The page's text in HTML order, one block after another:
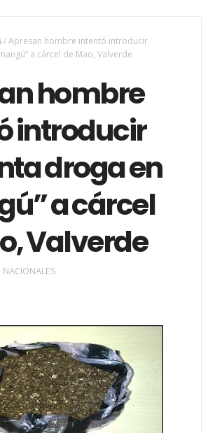
/Apresan hombre intentó introducir
a cárcel de Mao, Valverde
hombre
introducir
droga en
a cárcel
Valverde
NACIONALES